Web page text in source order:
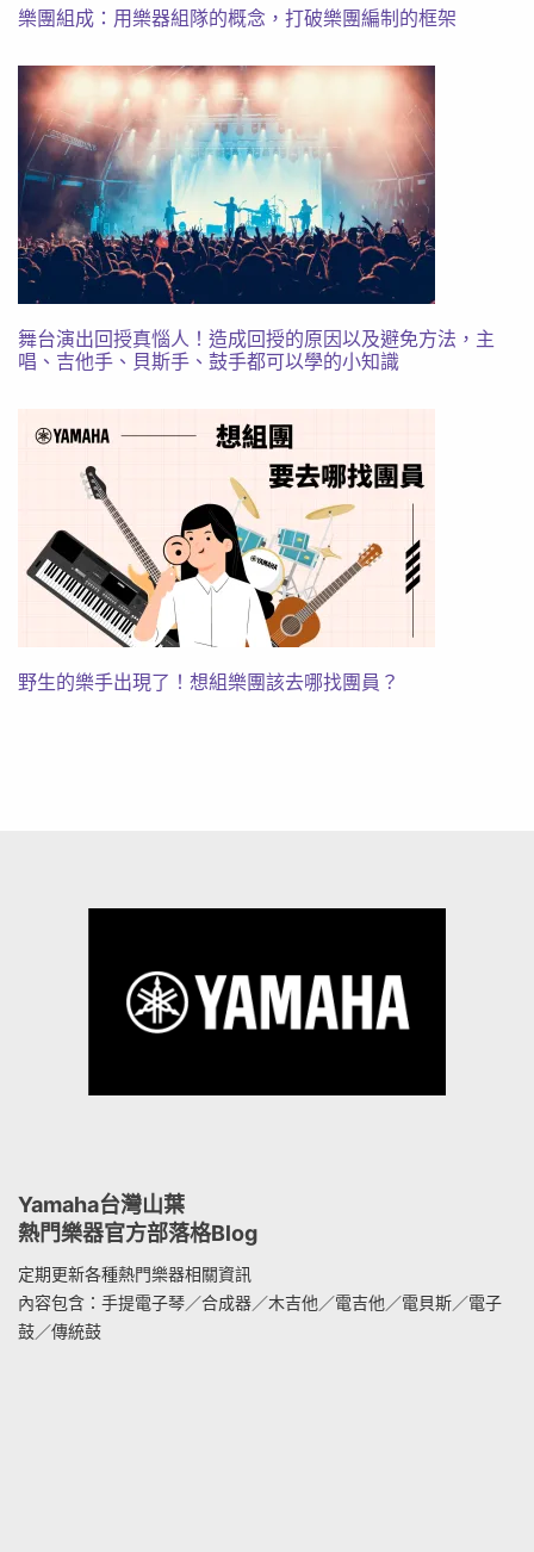
樂團組成：用樂器組隊的概念，打破樂團編制的框架
舞台演出回授真惱人！造成回授的原因以及避免方法，主
唱、吉他手、貝斯手、鼓手都可以學的小知識
野生的樂手出現了！想組樂團該去哪找團員？
Yamaha台灣山葉
熱門樂器官方部落格Blog
定期更新各種熱門樂器相關資訊
內容包含：手提電子琴／合成器／木吉他／電吉他／電貝斯／電子
鼓／傳統鼓